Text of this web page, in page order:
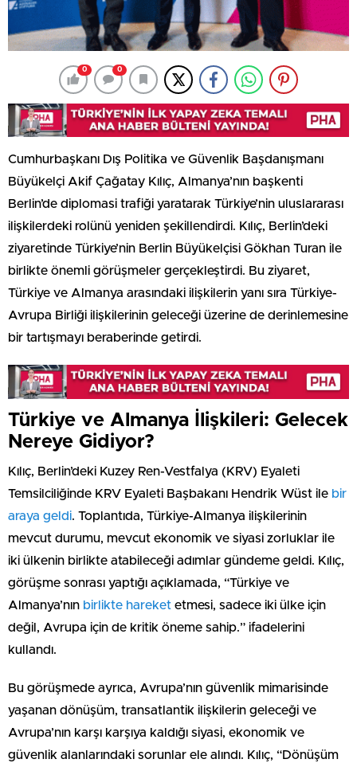
0 0
Cumhurbaşkanı Dış Politika ve Güvenlik Başdanışmanı
Büyükelçi Akif Çağatay Kılıç, Almanya’nın başkenti
Berlin’de diplomasi trafiği yaratarak Türkiye’nin uluslararası
ilişkilerdeki rolünü yeniden şekillendirdi. Kılıç, Berlin’deki
ziyaretinde Türkiye’nin Berlin Büyükelçisi Gökhan Turan ile
birlikte önemli görüşmeler gerçekleştirdi. Bu ziyaret,
Türkiye ve Almanya arasındaki ilişkilerin yanı sıra Türkiye-
Avrupa Birliği ilişkilerinin geleceği üzerine de derinlemesine
bir tartışmayı beraberinde getirdi.
Türkiye ve Almanya İlişkileri: Gelecek
Nereye Gidiyor?
Kılıç, Berlin’deki Kuzey Ren-Vestfalya (KRV) Eyaleti
Temsilciliğinde KRV Eyaleti Başbakanı Hendrik Wüst ile bir
araya geldi. Toplantıda, Türkiye-Almanya ilişkilerinin
mevcut durumu, mevcut ekonomik ve siyasi zorluklar ile
iki ülkenin birlikte atabileceği adımlar gündeme geldi. Kılıç,
görüşme sonrası yaptığı açıklamada, “Türkiye ve
Almanya’nın birlikte hareket etmesi, sadece iki ülke için
değil, Avrupa için de kritik öneme sahip.” ifadelerini
kullandı.
Bu görüşmede ayrıca, Avrupa’nın güvenlik mimarisinde
yaşanan dönüşüm, transatlantik ilişkilerin geleceği ve
Avrupa’nın karşı karşıya kaldığı siyasi, ekonomik ve
güvenlik alanlarındaki sorunlar ele alındı. Kılıç, “Dönüşüm